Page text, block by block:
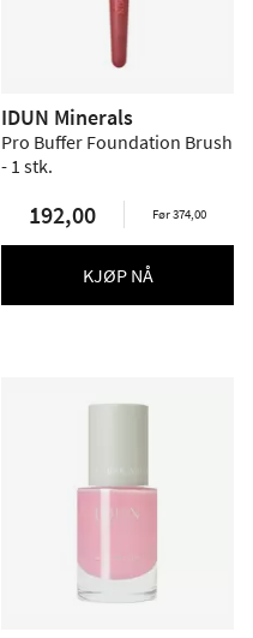
IDUN Minerals
Pro Buffer Foundation Brush
- 1 stk.
192,00 Før 374,00
KJØP NÅ